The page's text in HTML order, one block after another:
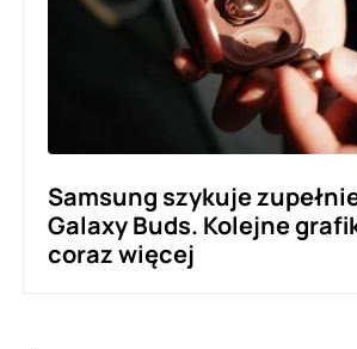
Samsung szykuje
Galaxy Buds. Kolejne
coraz więcej